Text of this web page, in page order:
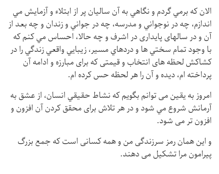
الان كه برمي گردم و نگاهي به آن ساليان پر از ابتلاء و آزمايش مي
اندازم، چه در نوجواني و مدرسه، چه در جواني و زندان و چه بعد از
آن و در سالهای پایداری در اشرف و چه حالا، احساس مي كنم كه
با وجود تمام سختي ها و دردهاي مسير، زيبايي واقعي زندگي را در
کشاکش لحظه های انتخاب و قیمتی که برای مبارزه و ادامه آن
پرداخته ام، دیده و آن را هر لحظه حس کرده ام.
امروز به یقین می توانم بگویم که نشاط حقيقي انسان، از عشق به
آرمانش شروع مي شود و در هر تلاش برای محقق کردن آن افزون و
افزون تر می شود.
و این همان رمز سرزندگی من و همه کسانی است که جمع بزرگ
پیرامون مرا تشکیل می دهند.